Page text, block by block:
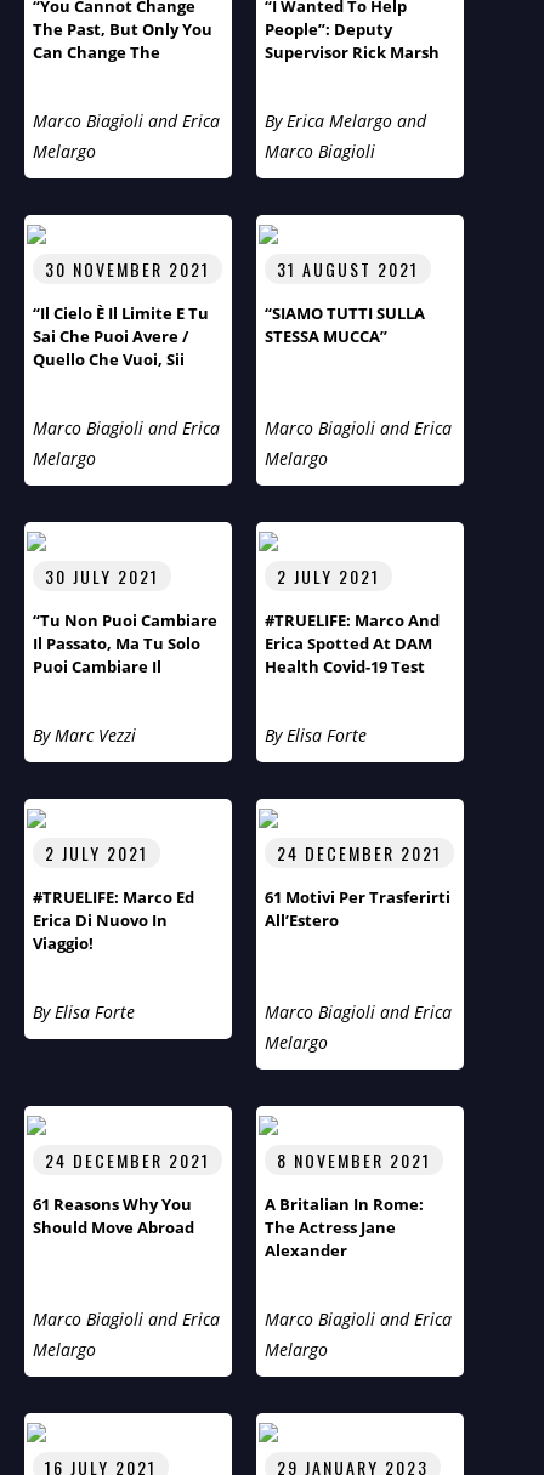
“You Cannot Change
The Past, But Only You
Can Change The
Marco Biagioli and Erica
Melargo
“I Wanted To Help
People”: Deputy
Supervisor Rick Marsh
Of The World With
Marco And Erica
By Erica Melargo and
Marco Biagioli
30 NOVEMBER 2021
“Il Cielo È Il Limite E Tu
Sai Che Puoi Avere /
Quello Che Vuoi, Sii
Marco Biagioli and Erica
Melargo
31 AUGUST 2021
“SIAMO TUTTI SULLA
STESSA MUCCA”
Marco Biagioli and Erica
Melargo
30 JULY 2021
“Tu Non Puoi Cambiare
Il Passato, Ma Tu Solo
Puoi Cambiare Il
Del Fotografo Arnt
Eriksen.
By Marc Vezzi
2 JULY 2021
#TRUELIFE: Marco And
Erica Spotted At DAM
Health Covid-19 Test
By Elisa Forte
2 JULY 2021
#TRUELIFE: Marco Ed
Erica Di Nuovo In
Viaggio!
By Elisa Forte
24 DECEMBER 2021
61 Motivi Per Trasferirti
All’Estero
Marco Biagioli and Erica
Melargo
24 DECEMBER 2021
61 Reasons Why You
Should Move Abroad
Marco Biagioli and Erica
Melargo
8 NOVEMBER 2021
A Britalian In Rome:
The Actress Jane
Alexander
Marco Biagioli and Erica
Melargo
16 JULY 2021 29 JANUARY 2023